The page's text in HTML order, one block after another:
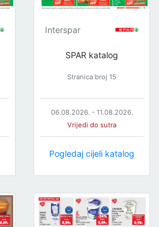
Interspar
SPAR katalog
Stranica broj 15
06.08.2026. - 11.08.2026.
Vrijedi do sutra
Pogledaj cijeli katalog